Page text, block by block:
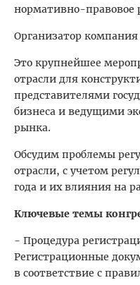
нормативно-правовое
Организатор
Это крупнейшее
отрасли для
представителями
бизнеса и ведущими
рынка.
Обсудим проблемы
отрасли, с учетом
года и их влияния на
Ключевые темы
- Процедура
Регистрационные
в соответствие с